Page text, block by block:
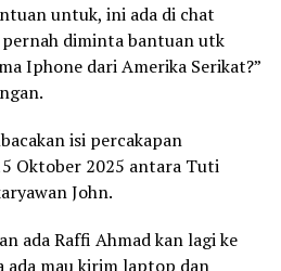
untuk, ini ada di chat
diminta bantuan utk
Iphone dari Amerika Serikat?”
isi percakapan
Oktober 2025 antara Tuti
John.
ada Raffi Ahmad kan lagi ke
ada mau kirim laptop dan